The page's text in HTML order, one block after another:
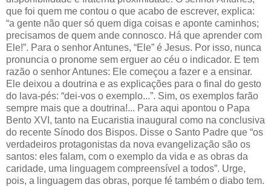
que foi quem me contou o que acabo de escrever, explica:
“a gente não quer só quem diga coisas e aponte caminhos;
precisamos de quem ande connosco. Há que aprender com
Ele!”. Para o senhor Antunes, “Ele” é Jesus. Por isso, nunca
pronuncia o pronome sem erguer ao céu o indicador. E tem
razão o senhor Antunes: Ele começou a fazer e a ensinar.
Ele deixou a doutrina e as explicações para o final do gesto
do lava-pés: “dei-vos o exemplo...”. Sim, os exemplos farão
sempre mais que a doutrina!... Para aqui apontou o Papa
Bento XVI, tanto na Eucaristia inaugural como na conclusiva
do recente Sínodo dos Bispos. Disse o Santo Padre que “os
verdadeiros protagonistas da nova evangelização são os
santos: eles falam, com o exemplo da vida e as obras da
caridade, uma linguagem compreensível a todos”. Urge,
pois, a linguagem das obras, porque fé também o diabo tem.